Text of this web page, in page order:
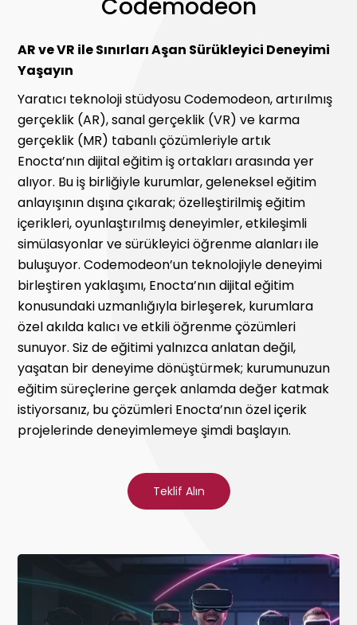
Codemodeon
AR ve VR ile Sınırları Aşan Sürükleyici Deneyimi
Yaşayın
Yaratıcı teknoloji stüdyosu Codemodeon, artırılmış
gerçeklik (AR), sanal gerçeklik (VR) ve karma
gerçeklik (MR) tabanlı çözümleriyle artık
Enocta’nın dijital eğitim iş ortakları arasında yer
alıyor. Bu iş birliğiyle kurumlar, geleneksel eğitim
anlayışının dışına çıkarak; özelleştirilmiş eğitim
içerikleri, oyunlaştırılmış deneyimler, etkileşimli
simülasyonlar ve sürükleyici öğrenme alanları ile
buluşuyor. Codemodeon’un teknolojiyle deneyimi
birleştiren yaklaşımı, Enocta’nın dijital eğitim
konusundaki uzmanlığıyla birleşerek, kurumlara
özel akılda kalıcı ve etkili öğrenme çözümleri
sunuyor. Siz de eğitimi yalnızca anlatan değil,
yaşatan bir deneyime dönüştürmek; kurumunuzun
eğitim süreçlerine gerçek anlamda değer katmak
istiyorsanız, bu çözümleri Enocta’nın özel içerik
projelerinde deneyimlemeye şimdi başlayın.
Teklif Alın